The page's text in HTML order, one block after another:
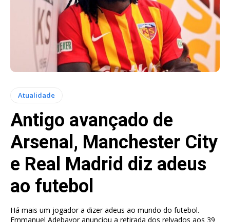
Atualidade
Antigo avançado de
Arsenal, Manchester City
e Real Madrid diz adeus
ao futebol
Há mais um jogador a dizer adeus ao mundo do futebol.
Emmanuel Adebayor anunciou a retirada dos relvados aos 39